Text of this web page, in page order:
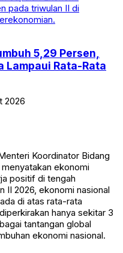
5,29 Persen,
Rata-Rata
2026
Koordinator Bidang
ekonomi
positif di tengah
II 2026, ekonomi nasional
di atas rata-rata
hanya sekitar 3
tantangan global
ekonomi nasional.